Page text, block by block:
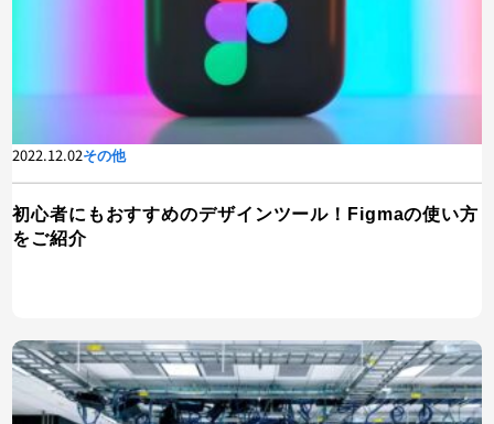
2022.12.02その他
初心者にもおすすめのデザインツール！Figmaの使い方
をご紹介